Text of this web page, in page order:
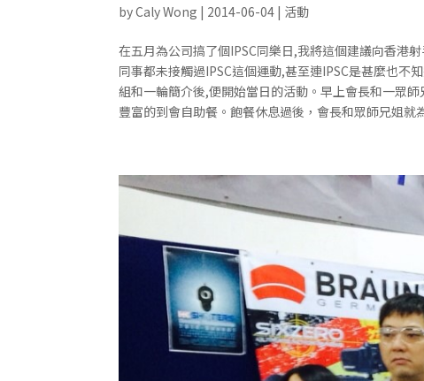
byCaly Wong | 2014-06-04 | 活動
在五月為公司搞了個IPSC同樂日,我將這個建議向香港
同事都未接觸過IPSC這個運動,甚至連IPSC是甚麼也
組和一輪簡介後,便開始當日的活動。早上會長和一眾
豐富的到會自助餐。飽餐休息過後，會長和眾師兄姐就